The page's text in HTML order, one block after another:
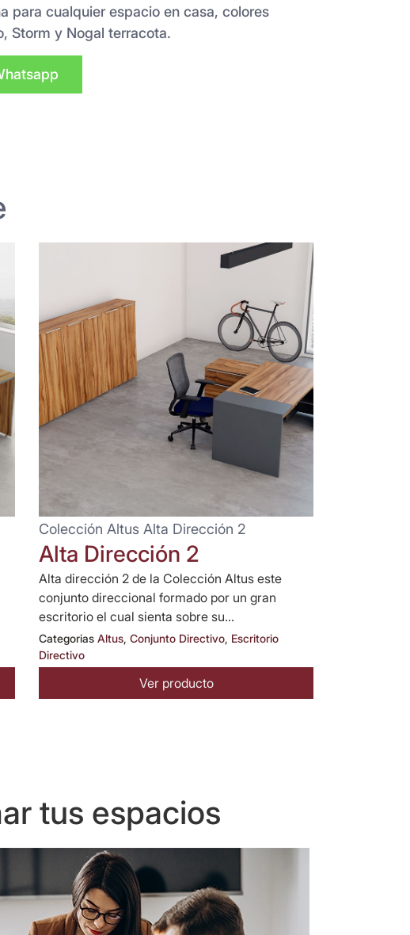
para cualquier espacio en casa, colores
Storm y Nogal terracota.
Colección Altus Alta Dirección 2
Alta Dirección 2
Alta dirección 2 de la Colección Altus este
conjunto direccional formado por un gran
escritorio el cual sienta sobre su...
Categorias Altus,Conjunto Directivo, Escritorio
Directivo
Ver producto
tus espacios